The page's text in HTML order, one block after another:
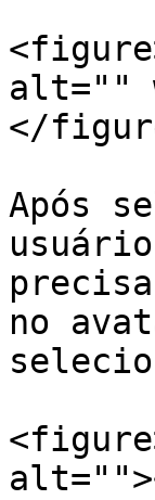
alt=""
</
Após
no